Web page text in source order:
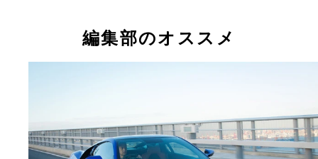
編集部のオススメ